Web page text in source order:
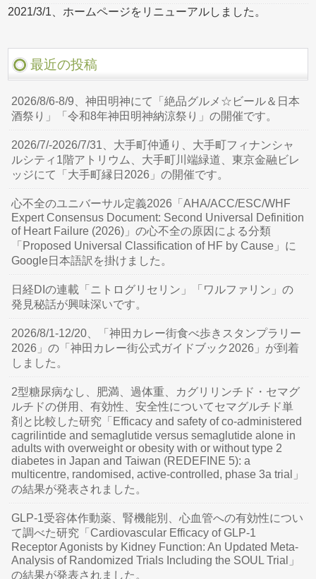
2021/3/1、ホームページをリニューアルしました。
最近の投稿
2026/8/6-8/9、神田明神にて「絶品グルメ☆ビール＆日本
酒祭り」「令和8年神田明神納涼祭り」の開催です。
2026/7/-2026/7/31、大手町仲通り、大手町フィナンシャ
ルシティ1階アトリウム、大手町川端緑道、東京金融ビレ
ッジにて「大手町縁日2026」の開催です。
心不全のユニバーサル定義2026「AHA/ACC/ESC/WHF
Expert Consensus Document: Second Universal Definition
of Heart Failure (2026)」の心不全の原因による分類
「Proposed Universal Classification of HF by Cause」に
Google日本語訳を掛けました。
日経DIの連載「ニトログリセリン」「ワルファリン」の
発見秘話が興味深いです。
2026/8/1-12/20、「神田カレー街食べ歩きスタンプラリー
2026」の「神田カレー街公式ガイドブック2026」が到着
しました。
2型糖尿病なし、肥満、過体重、カグリリンチド・セマグ
ルチドの併用、有効性、安全性についてセマグルチド単
剤と比較した研究「Efficacy and safety of co-administered
cagrilintide and semaglutide versus semaglutide alone in
adults with overweight or obesity with or without type 2
diabetes in Japan and Taiwan (REDEFINE 5): a
multicentre, randomised, active-controlled, phase 3a trial」
の結果が発表されました。
GLP-1受容体作動薬、腎機能別、心血管への有効性につい
て調べた研究「Cardiovascular Efficacy of GLP-1
Receptor Agonists by Kidney Function: An Updated Meta-
Analysis of Randomized Trials Including the SOUL Trial」
の結果が発表されました。